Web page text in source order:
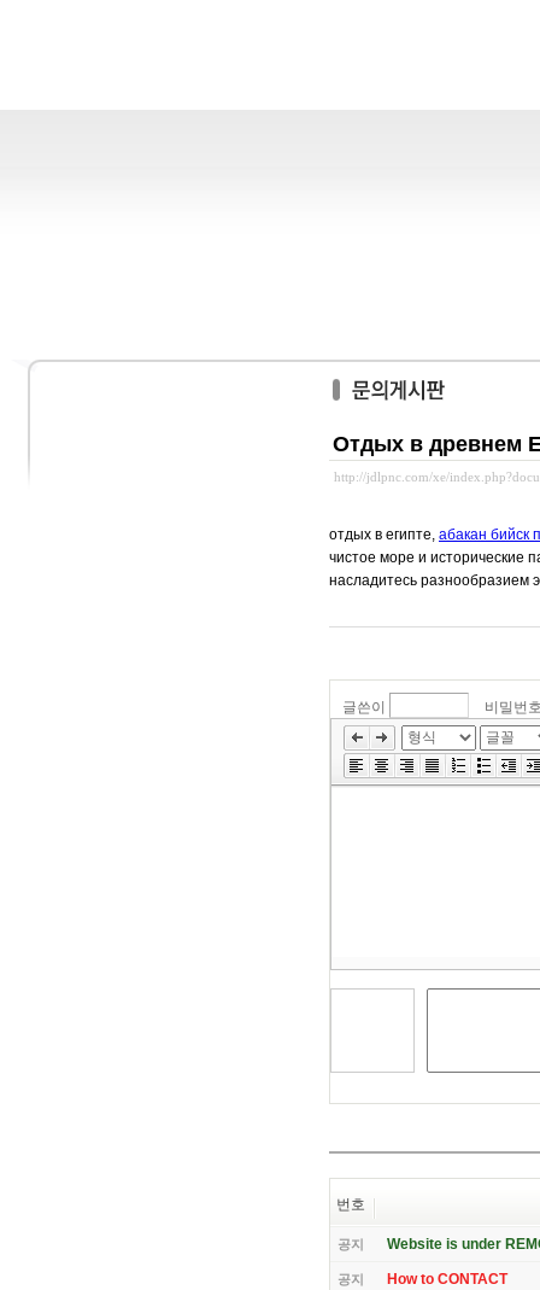
Отдых в древнем
http://jdlpnc.com/xe/
отдых в египте, абакан бийск
чистое море и исторические
насладитесь разнообразием
글쓴이
비밀번
편
도
번호
공지 Website is under
공지 How to CONTACT